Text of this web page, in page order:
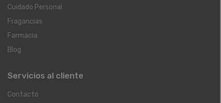
Cuidado Personal
Fragancias
Farmacia
Blog
Servicios al cliente
Contacto